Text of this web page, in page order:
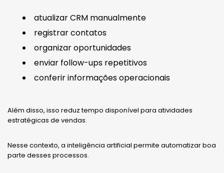
atualizar CRM manualmente
registrar contatos
organizar oportunidades
enviar follow-ups repetitivos
conferir informações operacionais
Além disso, isso reduz tempo disponível para atividades
estratégicas de vendas.
Nesse contexto, a inteligência artificial permite automatizar boa
parte desses processos.